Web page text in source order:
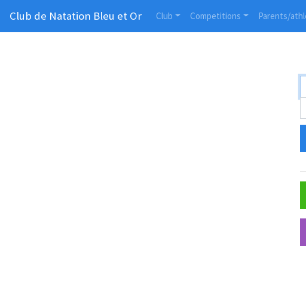
Club de Natation Bleu et Or Club Competitions Parents/